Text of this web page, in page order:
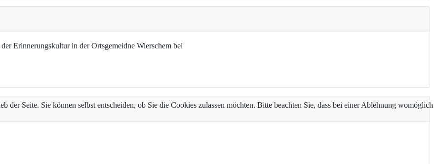
Erinnerungskultur in der Ortsgemeidne Wierschem bei
der Seite. Sie können selbst entscheiden, ob Sie die Cookies zulassen möchten. Bitte beachten Sie, dass bei einer Ablehnung womöglich